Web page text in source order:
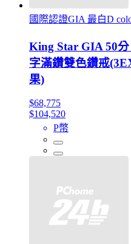
國際認證GIA 最白D
King Star GIA 50
字滿鑽雙色鑽戒
果)
$68,775
$104,520
P幣